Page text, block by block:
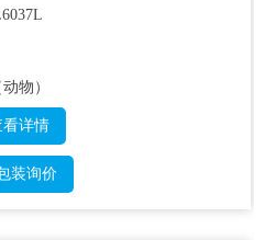
物）
看详情
装询价